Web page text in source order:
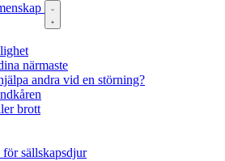
närmaste
andra vid en störning?
brott
sällskapsdjur